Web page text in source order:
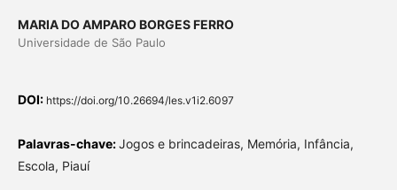
MARIA DO AMPARO BORGES FERRO
Universidade de São Paulo
DOI: https://doi.org/10.26694/les.v1i2.6097
Palavras-chave:Jogos e brincadeiras, Memória, Infância,
Escola, Piauí